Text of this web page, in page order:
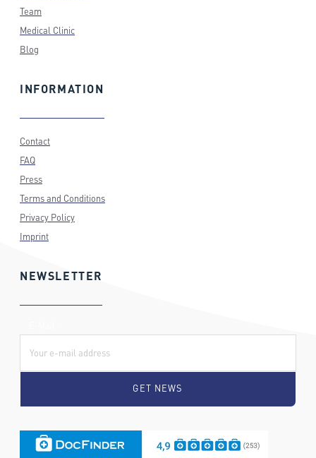
Team
Medical Clinic
Blog
INFORMATION
Contact
FAQ
Press
Terms and Conditions
Privacy Policy
Imprint
NEWSLETTER